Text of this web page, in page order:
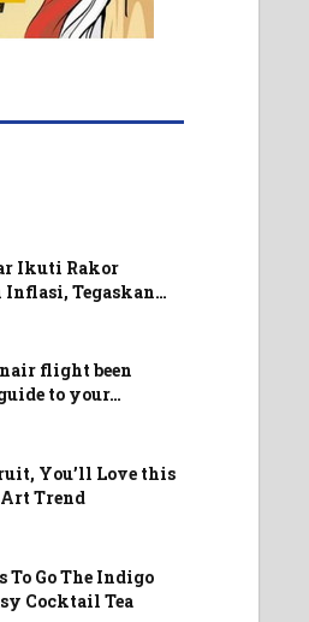
Ikuti Rakor
Inflasi, Tegaskan…
flight been
to your…
You’ll Love this
Trend
To Go The Indigo
Cocktail Tea